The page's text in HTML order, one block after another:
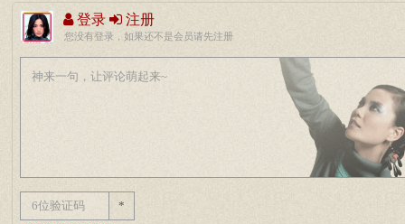
登录 注册
您没有登录，如果还不是会员请先注册
*